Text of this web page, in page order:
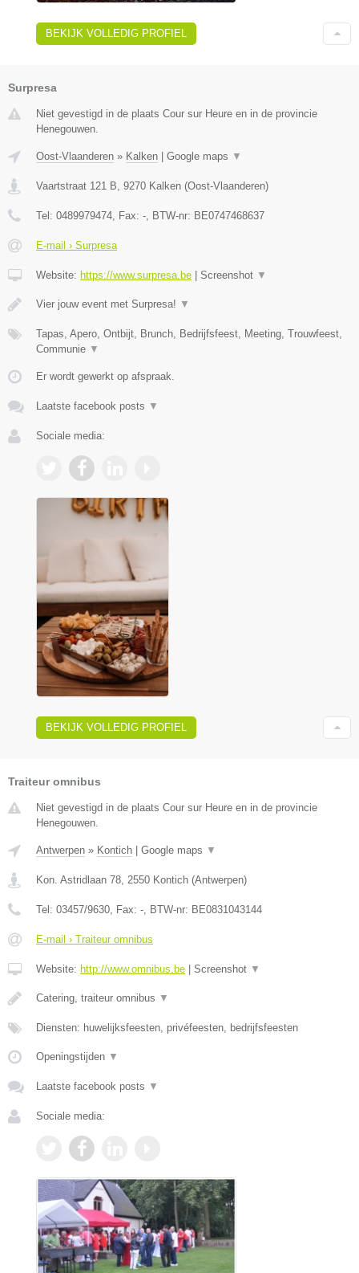
BEKIJK VOLLEDIG PROFIEL
Surpresa
Niet gevestigd in de plaats Cour sur Heure en in de provincie
Henegouwen.
Oost-Vlaanderen » Kalken | Google maps ▼
Vaartstraat 121 B 9270 Kalken (Oost-Vlaanderen)
Tel: 0489979474 , Fax: - , BTW-nr: BE0747468637
E-mail › Surpresa
Website: https://www.surpresa.be | Screenshot ▼
Vier jouw event met Surpresa! ▼
Tapas, Apero, Ontbijt, Brunch, Bedrijfsfeest, Meeting, Trouwfeest,
Communie ▼
Er wordt gewerkt op afspraak.
Laatste facebook posts ▼
Sociale media:
BEKIJK VOLLEDIG PROFIEL
Traiteur omnibus
Niet gevestigd in de plaats Cour sur Heure en in de provincie
Henegouwen.
Antwerpen » Kontich | Google maps ▼
Kon. Astridlaan 78 2550 Kontich (Antwerpen)
Tel: 03457/9630 , Fax: - , BTW-nr: BE0831043144
E-mail › Traiteur omnibus
Website: http://www.omnibus.be | Screenshot ▼
Catering, traiteur omnibus ▼
Diensten: huwelijksfeesten, privéfeesten, bedrijfsfeesten
Openingstijden ▼
Laatste facebook posts ▼
Sociale media: